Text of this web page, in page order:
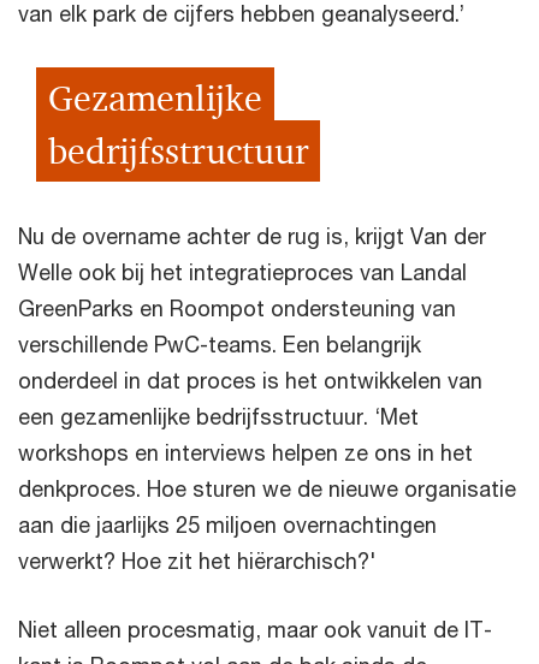
van elk park de cijfers hebben geanalyseerd.’
Gezamenlijke
bedrijfsstructuur
Nu de overname achter de rug is, krijgt Van der
Welle ook bij het integratieproces van Landal
GreenParks en Roompot ondersteuning van
verschillende PwC-teams. Een belangrijk
onderdeel in dat proces is het ontwikkelen van
een gezamenlijke bedrijfsstructuur. ‘Met
workshops en interviews helpen ze ons in het
denkproces. Hoe sturen we de nieuwe organisatie
aan die jaarlijks 25 miljoen overnachtingen
verwerkt? Hoe zit het hiërarchisch?'
Niet alleen procesmatig, maar ook vanuit de IT-